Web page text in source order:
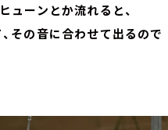
ューンとか流れると、
その音に合わせて出るので